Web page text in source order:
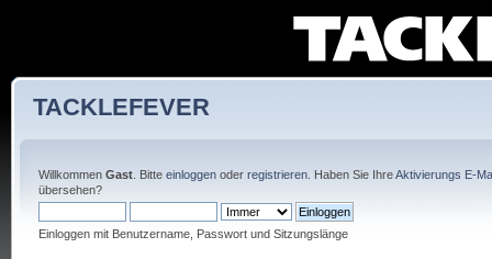
TACKLEFEVER
Willkommen Gast. Bitte einloggenoder registrieren. Haben Sie IhreAktivierungs E-
übersehen?
Einloggen mit Benutzername, Passwort und Sitzungslänge